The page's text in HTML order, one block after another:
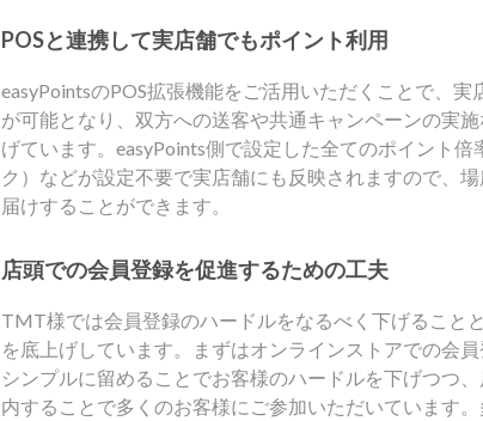
POSと連携して実店舗でもポイント利用
easyPointsのPOS拡張機能をご活用いただくことで、
が可能となり、双方への送客や共通キャンペーンの実
げています。easyPoints側で設定した全てのポイント
ク）などが設定不要で実店舗にも反映されますので、
届けすることができます。
店頭での会員登録を促進するための工夫
TMT様では会員登録のハードルをなるべく下げること
を底上げしています。まずはオンラインストアでの会
シンプルに留めることでお客様のハードルを下げつつ
内することで多くのお客様にご参加いただいています